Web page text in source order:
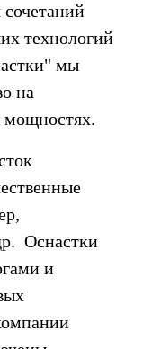
технологий
мы
на
мощностях.
Оснастки
и